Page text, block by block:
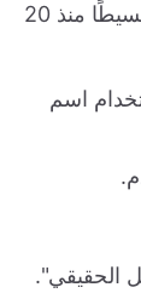
كانت جزءًا يمكن إهماله لأن كل شيء كان بسيطًا منذ 20
اسم
الحقيقي".